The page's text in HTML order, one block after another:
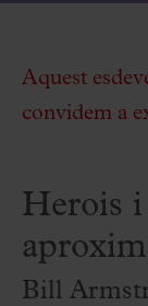
Aquest
convidem a
Herois
Bill